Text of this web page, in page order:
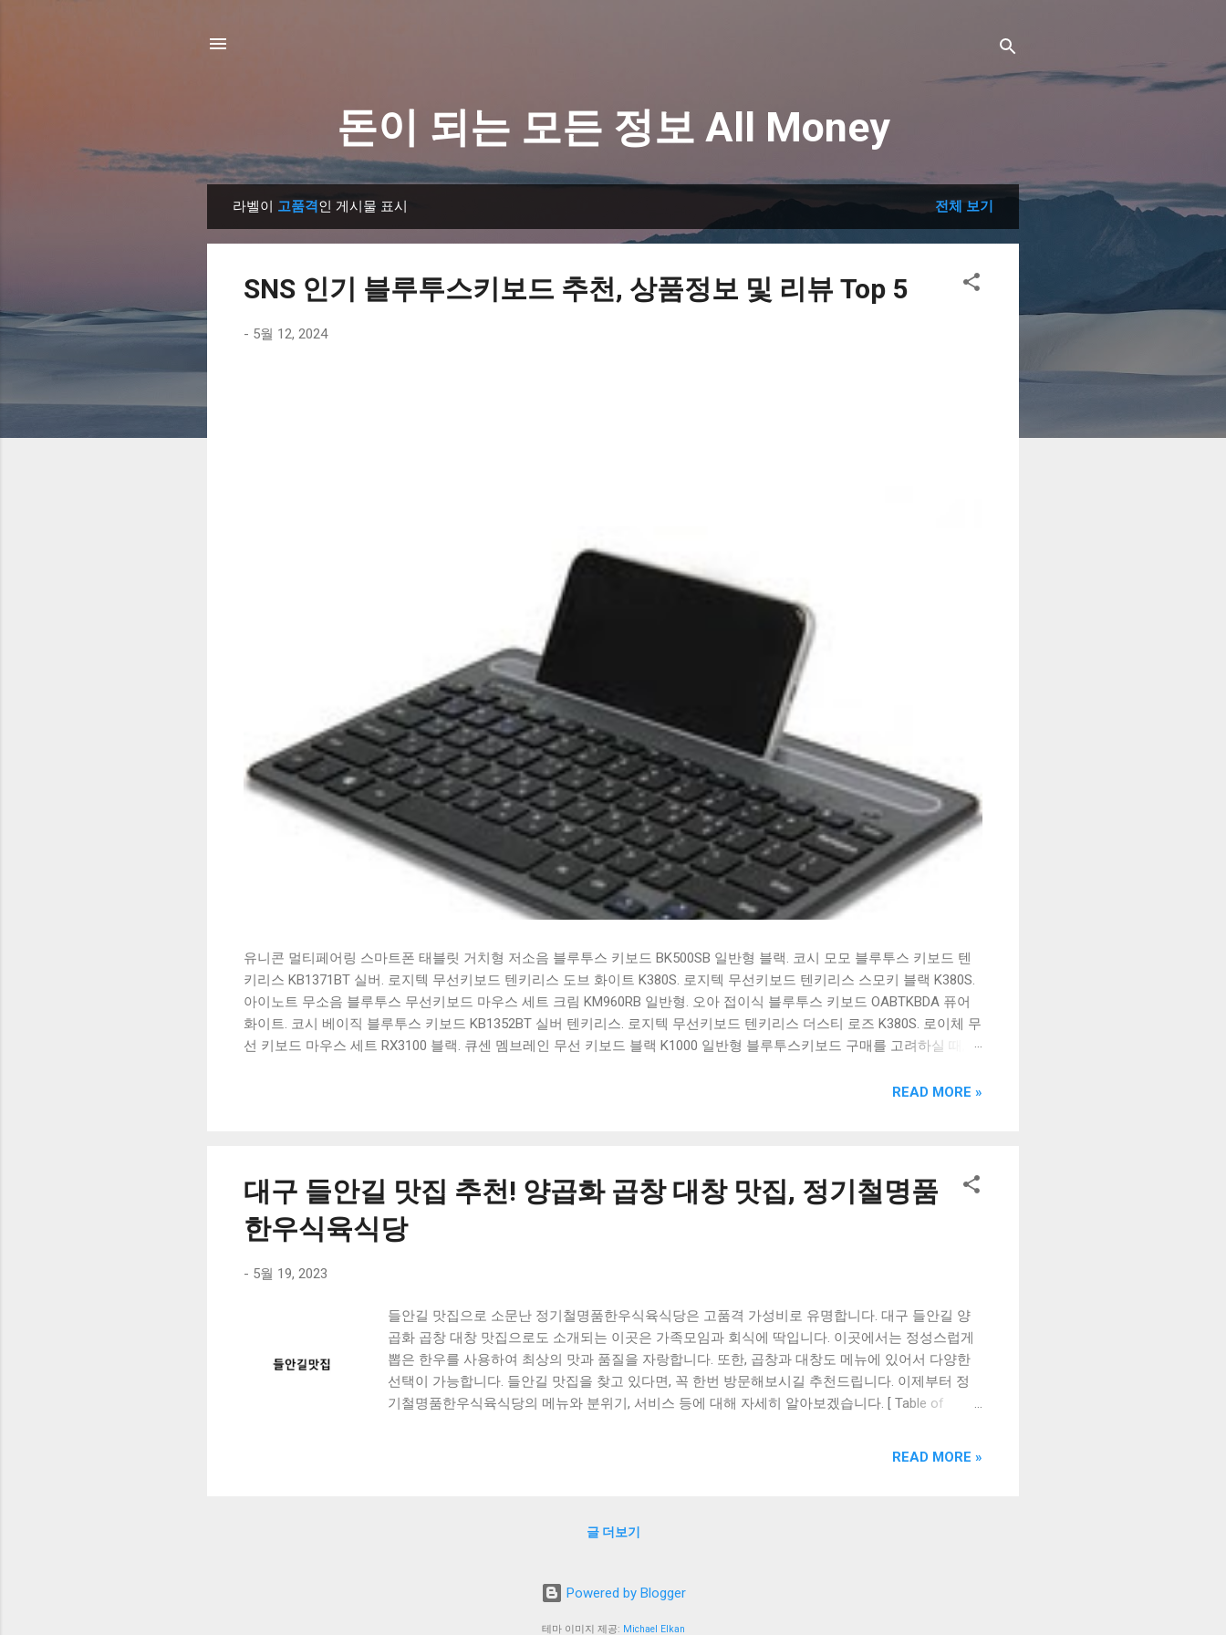
돈이 되는 모든 정보 All Money
라벨이 고품격인 게시물 표시 전체 보기
SNS 인기 블루투스키보드 추천, 상품정보 및 리뷰 Top 5
- 5월 12, 2024
유니콘 멀티페어링 스마트폰 태블릿 거치형 저소음 블루투스 키보드 BK500SB 일반형 블랙. 코시 모모 블루투스 키보드 텐
키리스 KB1371BT 실버. 로지텍 무선키보드 텐키리스 도브 화이트 K380S. 로지텍 무선키보드 텐키리스 스모키 블랙 K380S.
아이노트 무소음 블루투스 무선키보드 마우스 세트 크림 KM960RB 일반형. 오아 접이식 블루투스 키보드 OABTKBDA 퓨어
화이트. 코시 베이직 블루투스 키보드 KB1352BT 실버 텐키리스. 로지텍 무선키보드 텐키리스 더스티 로즈 K380S. 로이체 무
선 키보드 마우스 세트 RX3100 블랙. 큐센 멤브레인 무선 키보드 블랙 K1000 일반형 블루투스키보드 구매를 고려하실 때, 추
상품 하나를 사더라도 종류도 많고, 가격도 다양해서 결정이 많이 어려우시죠? 특히 블루투스키보드 같은 상품을 고를 때는
READ MORE »
대구 들안길 맛집 추천! 양곱화 곱창 대창 맛집, 정기철명품
한우식육식당
- 5월 19, 2023
들안길 맛집으로 소문난 정기철명품한우식육식당은 고품격 가성비로 유명합니다. 대구 들안길 양
곱화 곱창 대창 맛집으로도 소개되는 이곳은 가족모임과 회식에 딱입니다. 이곳에서는 정성스럽게
뽑은 한우를 사용하여 최상의 맛과 품질을 자랑합니다. 또한, 곱창과 대창도 메뉴에 있어서 다양한
선택이 가능합니다. 들안길 맛집을 찾고 있다면, 꼭 한번 방문해보시길 추천드립니다. 이제부터 정
기철명품한우식육식당의 메뉴와 분위기, 서비스 등에 대해 자세히 알아보겠습니다. [ Table of
함께 고급스러운 분위기에서 고기를 즐길 수 있다. 또한, 양념장과 함께 제공되는 서비스도 놓치지
러플 오일을 사용한 햄버거가 인기가 높다. 가성비도 좋아서 저녁 식사로 자주 찾는 곳이다. 마지막
으로 소개할 맛집은 '마포참숯갈비'이다. 이곳에서는 숯불로 구워진 갈비가 맛있어서 많은 이들이
READ MORE »
글 더보기
Powered by Blogger
테마 이미지 제공: Michael Elkan